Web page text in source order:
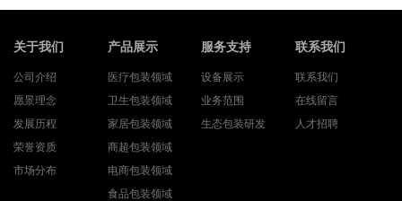
关于我们
公司介绍
愿景理念
发展历程
荣誉资质
市场分布
产品展示
医疗包装领域
卫生包装领域
家居包装领域
商超包装领域
电商包装领域
食品包装领域
服务支持
设备展示
业务范围
生态包装研发
联系我们
联系我们
在线留言
人才招聘